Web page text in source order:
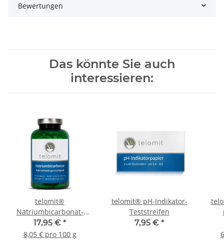
Bewertungen
Das könnte Sie auch
interessieren:
telomit®
Natriumbicarbonat-
Kapseln
17,95 € *
8,05 € pro 100 g
telomit® pH-Indikator-
Teststreifen
7,95 € *